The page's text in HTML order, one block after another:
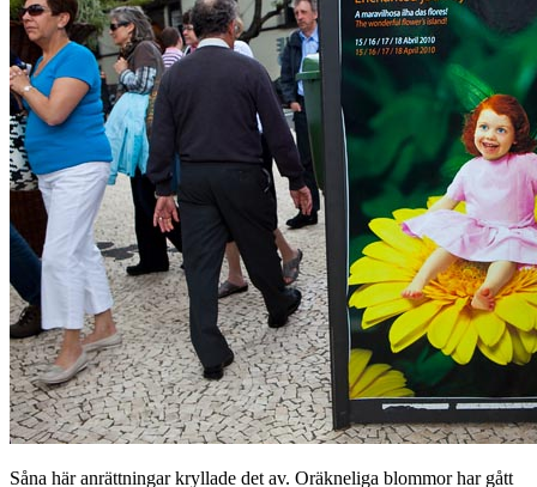
Såna här anrättningar kryllade det av. Oräkneliga blommor har gått